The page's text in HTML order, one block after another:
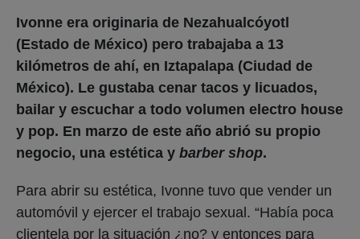
Ivonne era originaria de Nezahualcóyotl
(Estado de México) pero trabajaba a 13
kilómetros de ahí, en Iztapalapa (Ciudad de
México). Le gustaba cenar tacos y licuados,
bailar y escuchar a todo volumen electro house
y pop. En marzo de este año abrió su propio
negocio, una estética y barber shop.
Para abrir su estética, Ivonne tuvo que vender un
automóvil y ejercer el trabajo sexual. “Había poca
clientela por la situación ¿no? y entonces para